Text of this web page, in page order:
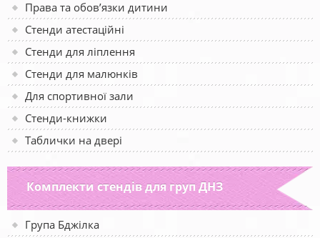
Права та обов’язки дитини
Стенди атестаційні
Стенди для ліплення
Стенди для малюнків
Для спортивної зали
Стенди-книжки
Таблички на двері
Комплекти стендів для груп ДНЗ
Група Бджілка